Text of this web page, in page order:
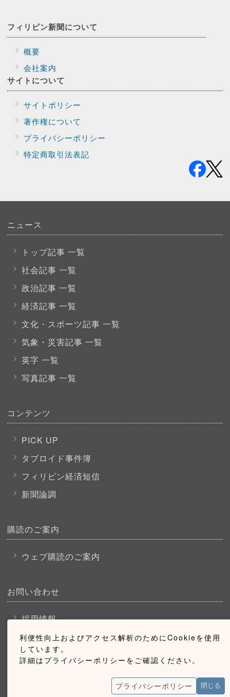
利便性向上およびアクセス解析のためにCookieを使用
しています。
詳細はプライバシーポリシーをご確認ください。
プライバシーポリシー 閉じる
フィリピン新聞について
概要
会社案内
サイトについて
サイトポリシー
著作権について
プライバシーポリシー
特定商取引法表記
ニュース
トップ記事 一覧
社会記事 一覧
政治記事 一覧
経済記事 一覧
文化・スポーツ記事 一覧
気象・災害記事 一覧
英字 一覧
写真記事 一覧
コンテンツ
PICK UP
タブロイド事件簿
フィリピン経済短信
新聞論調
購読のご案内
ウェブ購読のご案内
お問い合わせ
採用情報
お問い合わせ
広告掲載のご案内